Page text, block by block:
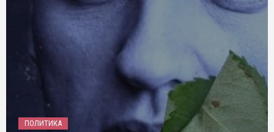
ПОЛИТИКА